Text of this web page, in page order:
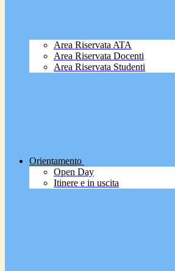
Area Riservata ATA
Area Riservata Docenti
Area Riservata Studenti
Orientamento
Open Day
Itinere e in uscita